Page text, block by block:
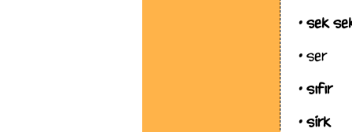
• sek
• ser
• sıfır
• sirk